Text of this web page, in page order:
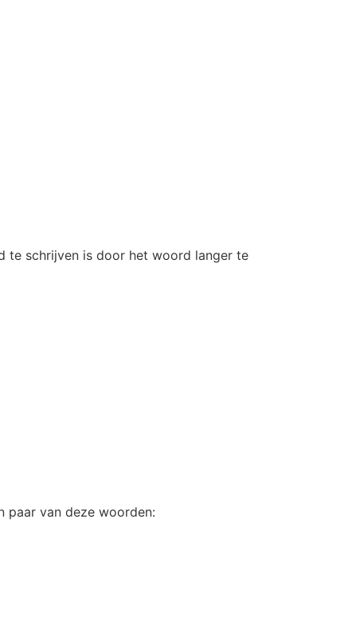
te schrijven is door het woord langer te
paar van deze woorden: